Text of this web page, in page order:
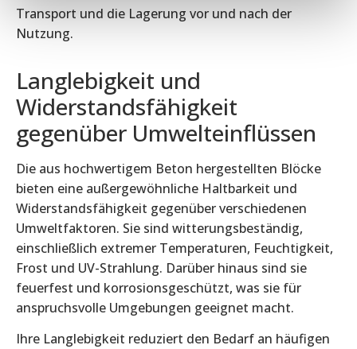
Transport und die Lagerung vor und nach der
Nutzung.
Langlebigkeit und
Widerstandsfähigkeit
gegenüber Umwelteinflüssen
Die aus hochwertigem Beton hergestellten Blöcke
bieten eine außergewöhnliche Haltbarkeit und
Widerstandsfähigkeit gegenüber verschiedenen
Umweltfaktoren. Sie sind witterungsbeständig,
einschließlich extremer Temperaturen, Feuchtigkeit,
Frost und UV-Strahlung. Darüber hinaus sind sie
feuerfest und korrosionsgeschützt, was sie für
anspruchsvolle Umgebungen geeignet macht.
Ihre Langlebigkeit reduziert den Bedarf an häufigen